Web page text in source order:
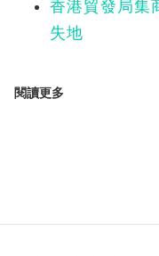
香港貿發局
失地
閱讀更多